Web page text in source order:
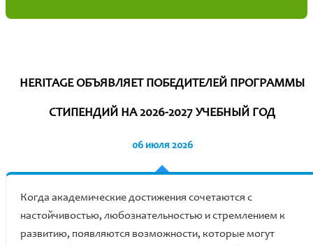
HERITAGE ОБЪЯВЛЯЕТ ПОБЕДИТЕЛЕЙ ПРОГРАММЫ
СТИПЕНДИЙ НА 2026-2027 УЧЕБНЫЙ ГОД
06 июля 2026
Когда академические достижения сочетаются с
настойчивостью, любознательностью и стремлением к
развитию, появляются возможности, которые могут